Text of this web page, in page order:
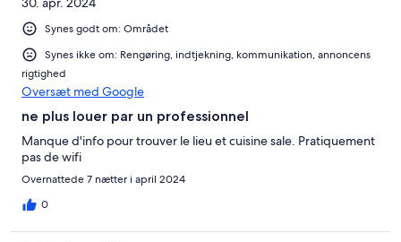
Synes godt om: Området
Synes ikke om: Rengøring, indtjekning, kommunikation, annoncens
rigtighed
Oversæt med Google
ne plus louer par un professionnel
Manque d'info pour trouver le lieu et cuisine sale. Pratiquement
pas de wifi
Overnattede 7 nætter i april 2024
0